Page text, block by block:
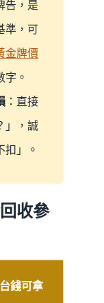
告，是
準，可
金牌價
字。
：直接
」，誠
」。
收參
錢可拿